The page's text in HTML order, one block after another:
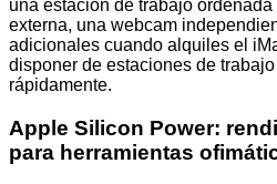
una estación de trabajo
externa, una webcam
adicionales cuando alquiles el
disponer de estaciones de
rápidamente.
Apple Silicon Power:
para herramientas